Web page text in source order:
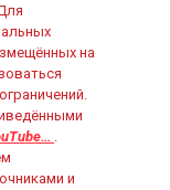
на
.
и